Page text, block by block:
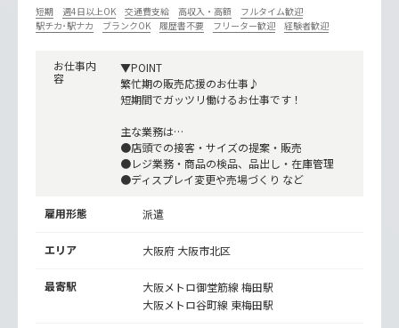
短期 週4日以上OK 交通費支給 高収入・高額
フルタイム歓迎
駅チカ･駅ナカ
ブランクOK 履歴書不要 フリーター歓迎 経験者歓迎
お仕事内
容
▼POINT
繁忙期の販売応援のお仕事♪
短期間でガッツリ働けるお仕事です！
主な業務は…
●店頭での接客・サイズの提案・販売
●レジ業務・商品の検品、品出し・在庫管理
●ディスプレイ変更や売場づくり など
雇用形態 派遣
エリア 大阪府 大阪市北区
最寄駅 大阪メトロ御堂筋線梅田駅
大阪メトロ谷町線 東梅田駅